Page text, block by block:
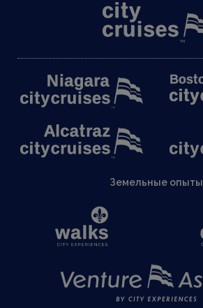
Земельные опыты